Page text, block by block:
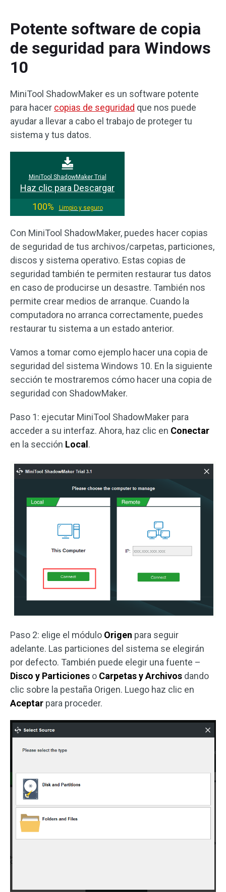
Potente software de copia
de seguridad para Windows
10
MiniTool ShadowMaker es un software potente
para hacer copias de seguridad que nos puede
ayudar a llevar a cabo el trabajo de proteger tu
sistema y tus datos.
MiniTool ShadowMaker Trial
Haz clic para Descargar
100%
Limpio y seguro
Con MiniTool ShadowMaker, puedes hacer copias
de seguridad de tus archivos/carpetas, particiones,
discos y sistema operativo. Estas copias de
seguridad también te permiten restaurar tus datos
en caso de producirse un desastre. También nos
permite crear medios de arranque. Cuando la
computadora no arranca correctamente, puedes
restaurar tu sistema a un estado anterior.
Vamos a tomar como ejemplo hacer una copia de
seguridad del sistema Windows 10. En la siguiente
sección te mostraremos cómo hacer una copia de
seguridad con ShadowMaker.
Paso 1: ejecutar MiniTool ShadowMaker para
acceder a su interfaz. Ahora, haz clic en Conectar
en la sección Local.
Paso 2: elige el módulo Origen para seguir
adelante. Las particiones del sistema se elegirán
por defecto. También puede elegir una fuente –
Disco y Particiones o Carpetas y Archivos dando
clic sobre la pestaña Origen. Luego haz clic en
Aceptar para proceder.